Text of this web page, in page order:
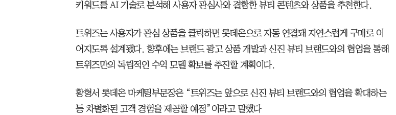
키워드를 AI 기술로 분석해 사용자 관심사와 결합한 뷰티 콘텐츠와 상품을 추천한다.
트위즈는 사용자가 관심 상품을 클릭하면 롯데온으로 자동 연결돼 자연스럽게 구매로 이
어지도록 설계됐다. 향후에는 브랜드 광고 상품 개발과 신진 뷰티 브랜드와의 협업을 통해
트위즈만의 독립적인 수익 모델 확보를 추진할 계획이다.
황형서 롯데온 마케팅부문장은 “트위즈는 앞으로 신진 뷰티 브랜드와의 협업을 확대하는
등 차별화된 고객 경험을 제공할 예정”이라고 말했다